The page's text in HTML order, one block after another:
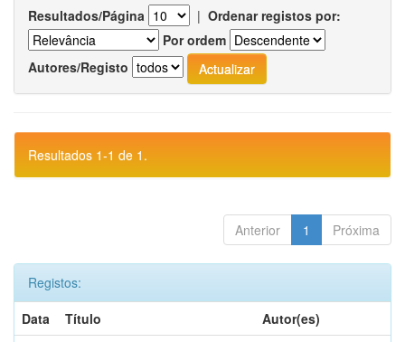
Resultados/Página | Ordenar registos por:
Por ordem
Autores/Registo
Resultados 1-1 de 1.
Anterior 1 Próxima
Registos:
Data
Título
Autor(es)